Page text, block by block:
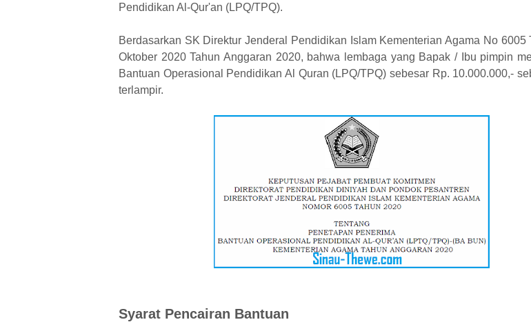
Pendidikan Al-Qur'an (LPQ/TPQ).
Berdasarkan SK Direktur Jenderal Pendidikan Islam Kementerian Agama No 6005
Oktober 2020 Tahun Anggaran 2020, bahwa lembaga yang Bapak / Ibu pimpin
Bantuan Operasional Pendidikan Al Quran (LPQ/TPQ) sebesar Rp. 10.000.000,-
terlampir.
Syarat Pencairan Bantuan